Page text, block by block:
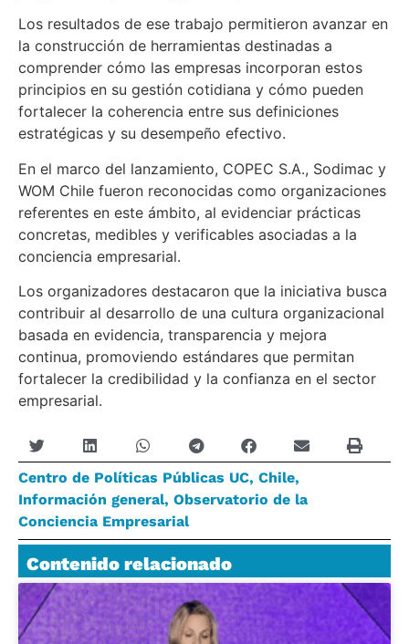
Los resultados de ese trabajo permitieron avanzar en
la construcción de herramientas destinadas a
comprender cómo las empresas incorporan estos
principios en su gestión cotidiana y cómo pueden
fortalecer la coherencia entre sus definiciones
estratégicas y su desempeño efectivo.
En el marco del lanzamiento, COPEC S.A., Sodimac y
WOM Chile fueron reconocidas como organizaciones
referentes en este ámbito, al evidenciar prácticas
concretas, medibles y verificables asociadas a la
conciencia empresarial.
Los organizadores destacaron que la iniciativa busca
contribuir al desarrollo de una cultura organizacional
basada en evidencia, transparencia y mejora
continua, promoviendo estándares que permitan
fortalecer la credibilidad y la confianza en el sector
empresarial.
Centro de Políticas Públicas UC, Chile,
Información general, Observatorio de la
Conciencia Empresarial
Contenido relacionado